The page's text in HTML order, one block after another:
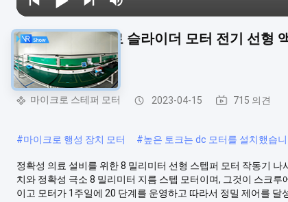
3.3 VDC 마이크로 슬라이더 모터 전기 선형
VSM0825
마이크로 스테퍼 모터 2023-04-15 715 의견
#마이크로 행성 장치 모터 #높은 토크는 dc 모터를 설치했습
정확성 의료 설비를 위한 8 밀리미터 선형 스텝퍼 모터 작동기
치와 정확성 극소 8 밀리미터 지름 스텝 모터이며, 그것이 스크
이고 모터가 1주일에 20 단계를 운영하고 따라서 정밀 제어를 달성